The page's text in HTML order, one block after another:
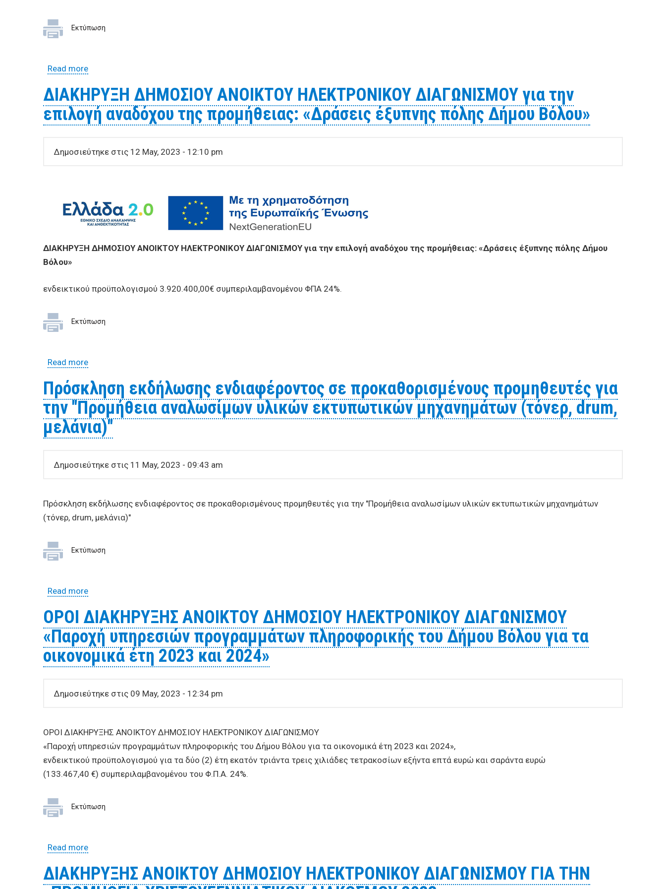
Εκτύπωση
Read moreabout Προκήρυξη ανοικτού διεθνή ηλεκτρονικού διαγωνισμού για την «Προμήθεια δύο (2) Μηχανημάτων Έργου και τριών (3) Φορτηγών του Δήμου
ΔΙΑΚΗΡΥΞΗ ΔΗΜΟΣΙΟΥ ΑΝΟΙΚΤΟΥ ΗΛΕΚΤΡΟΝΙΚΟΥ ΔΙΑΓΩΝΙΣΜΟΥ για την
επιλογή αναδόχου της προμήθειας: «Δράσεις έξυπνης πόλης Δήμου Βόλου»
Δημοσιεύτηκε στις 12 May, 2023 - 12:10 pm
ΔΙΑΚΗΡΥΞΗ ΔΗΜΟΣΙΟΥ ΑΝΟΙΚΤΟΥ ΗΛΕΚΤΡΟΝΙΚΟΥ ΔΙΑΓΩΝΙΣΜΟΥ για την επιλογή αναδόχου της προμήθειας: «Δράσεις έξυπνης πόλης Δήμου
Βόλου»
ενδεικτικού προϋπολογισμού 3.920.400,00€ συμπεριλαμβανομένου ΦΠΑ 24%.
Εκτύπωση
Read moreabout ΔΙΑΚΗΡΥΞΗ ΔΗΜΟΣΙΟΥ ΑΝΟΙΚΤΟΥ ΗΛΕΚΤΡΟΝΙΚΟΥ ΔΙΑΓΩΝΙΣΜΟΥ για την επιλογή αναδόχου της προμήθειας: «Δράσεις έξυπνης πόλης Δήμου
Πρόσκληση εκδήλωσης ενδιαφέροντος σε προκαθορισμένους προμηθευτές για
την "Προμήθεια αναλωσίμων υλικών εκτυπωτικών μηχανημάτων (τόνερ, drum,
μελάνια)"
Δημοσιεύτηκε στις 11 May, 2023 - 09:43 am
Πρόσκληση εκδήλωσης ενδιαφέροντος σε προκαθορισμένους προμηθευτές για την "Προμήθεια αναλωσίμων υλικών εκτυπωτικών μηχανημάτων
(τόνερ, drum, μελάνια)"
Εκτύπωση
Read moreabout Πρόσκληση εκδήλωσης ενδιαφέροντος σε προκαθορισμένους προμηθευτές για την "Προμήθεια αναλωσίμων υλικών εκτυπωτικών
ΟΡΟΙ ΔΙΑΚΗΡΥΞΗΣ ΑΝΟΙKΤΟΥ ΔΗΜΟΣΙΟΥ ΗΛΕΚΤΡΟΝΙΚΟΥ ΔΙΑΓΩΝΙΣΜΟΥ
«Παροχή υπηρεσιών προγραμμάτων πληροφορικής του Δήμου Βόλου για τα
οικονομικά έτη 2023 και 2024»
Δημοσιεύτηκε στις 09 May, 2023 - 12:34 pm
ΟΡΟΙ ΔΙΑΚΗΡΥΞΗΣ ΑΝΟΙKΤΟΥ ΔΗΜΟΣΙΟΥ ΗΛΕΚΤΡΟΝΙΚΟΥ ΔΙΑΓΩΝΙΣΜΟΥ
«Παροχή υπηρεσιών προγραμμάτων πληροφορικής του Δήμου Βόλου για τα οικονομικά έτη 2023 και 2024»,
ενδεικτικού προϋπολογισμού για τα δύο (2) έτη εκατόν τριάντα τρεις χιλιάδες τετρακοσίων εξήντα επτά ευρώ και σαράντα ευρώ
(133.467,40 €) συμπεριλαμβανομένου του Φ.Π.Α. 24%.
Εκτύπωση
Read moreabout ΟΡΟΙ ΔΙΑΚΗΡΥΞΗΣ ΑΝΟΙKΤΟΥ ΔΗΜΟΣΙΟΥ ΗΛΕΚΤΡΟΝΙΚΟΥ ΔΙΑΓΩΝΙΣΜΟΥ «Παροχή υπηρεσιών προγραμμάτων πληροφορικής του Δήμου Βόλου
ΔΙΑΚΗΡΥΞΗΣ ΑΝΟΙΚΤΟΥ ΔΗΜΟΣΙΟΥ ΗΛΕΚΤΡΟΝΙΚΟΥ ΔΙΑΓΩΝΙΣΜΟΥ ΓΙΑ ΤΗΝ